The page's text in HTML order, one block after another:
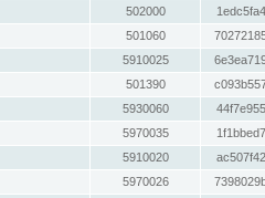
502000
501060
5910025
501390
5930060
5970035
5910020
5970026